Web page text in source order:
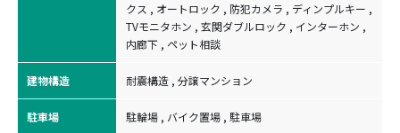
クス , オートロック , 防犯カメラ , ディンプルキー ,
TVモニタホン , 玄関ダブルロック , インターホン ,
内廊下 , ペット相談
建物構造 耐震構造 , 分譲マンション
駐車場 駐輪場 , バイク置場 , 駐車場